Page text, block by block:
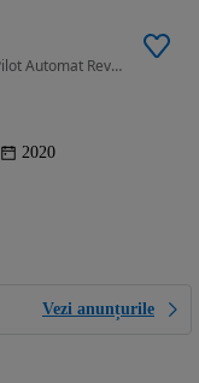
2179 cm3 • 140 CP • L2H2 3 Locuri Start Stop Pilot Automat Revizii la zi Garantie
2020
Vezi anunțurile